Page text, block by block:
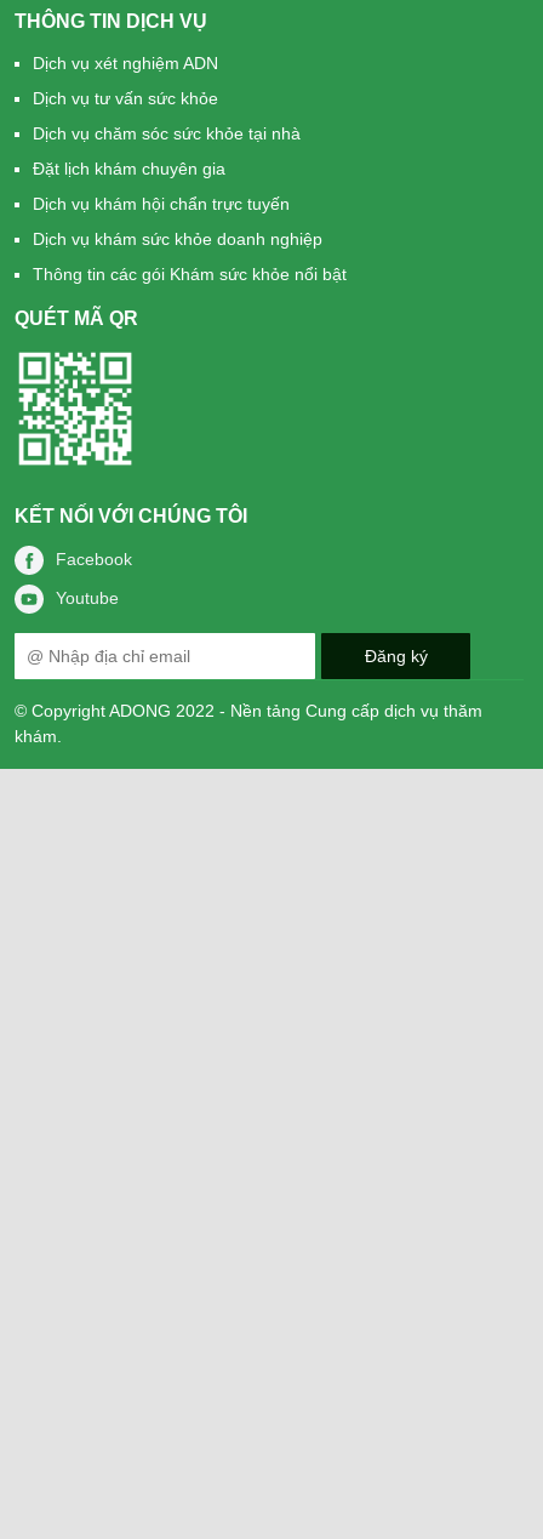
THÔNG TIN DỊCH VỤ
Dịch vụ xét nghiệm ADN
Dịch vụ tư vấn sức khỏe
Dịch vụ chăm sóc sức khỏe tại nhà
Đặt lịch khám chuyên gia
Dịch vụ khám hội chẩn trực tuyến
Dịch vụ khám sức khỏe doanh nghiệp
Thông tin các gói Khám sức khỏe nổi bật
QUÉT MÃ QR
KẾT NỐI VỚI CHÚNG TÔI
Facebook
Youtube
© Copyright ADONG 2022 - Nền tảng Cung cấp dịch vụ thăm
khám.